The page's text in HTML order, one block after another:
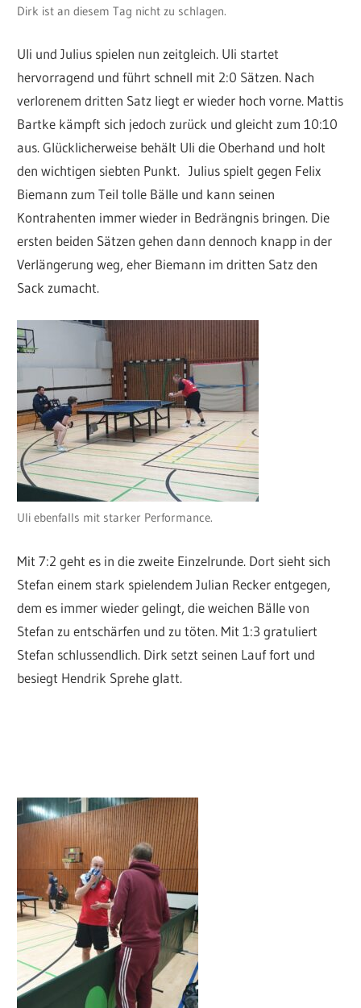
Dirk ist an diesem Tag nicht zu schlagen.
Uli und Julius spielen nun zeitgleich. Uli startet
hervorragend und führt schnell mit 2:0 Sätzen. Nach
verlorenem dritten Satz liegt er wieder hoch vorne. Mattis
Bartke kämpft sich jedoch zurück und gleicht zum 10:10
aus. Glücklicherweise behält Uli die Oberhand und holt
den wichtigen siebten Punkt. Julius spielt gegen Felix
Biemann zum Teil tolle Bälle und kann seinen
Kontrahenten immer wieder in Bedrängnis bringen. Die
ersten beiden Sätzen gehen dann dennoch knapp in der
Verlängerung weg, eher Biemann im dritten Satz den
Sack zumacht.
Uli ebenfalls mit starker Performance.
Mit 7:2 geht es in die zweite Einzelrunde. Dort sieht sich
Stefan einem stark spielendem Julian Recker entgegen,
dem es immer wieder gelingt, die weichen Bälle von
Stefan zu entschärfen und zu töten. Mit 1:3 gratuliert
Stefan schlussendlich. Dirk setzt seinen Lauf fort und
besiegt Hendrik Sprehe glatt.